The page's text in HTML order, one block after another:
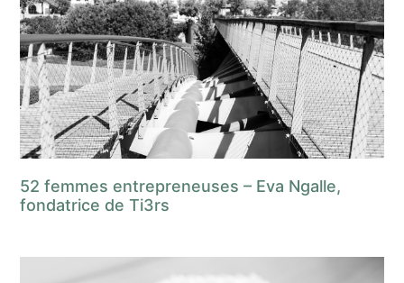
52 femmes entrepreneuses – Eva Ngalle,
fondatrice de Ti3rs